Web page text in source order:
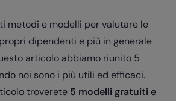
metodi e modelli per valutare le
dipendenti e più in generale
articolo abbiamo riunito 5
noi sono i più utili ed efficaci.
troverete 5 modelli gratuiti e